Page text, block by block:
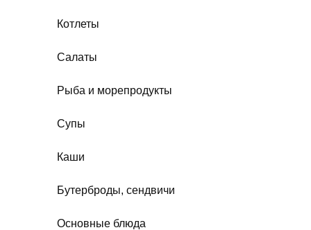
Котлеты
Салаты
Рыба и морепродукты
Супы
Каши
Бутерброды, сендвичи
Основные блюда